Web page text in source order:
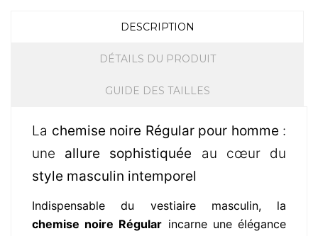
DESCRIPTION
DÉTAILS DU PRODUIT
GUIDE DES TAILLES
La chemise noire Régular pour homme :
une allure sophistiquée au cœur du
style masculin intemporel
Indispensable du vestiaire masculin, la
chemise noire Régular incarne une élégance